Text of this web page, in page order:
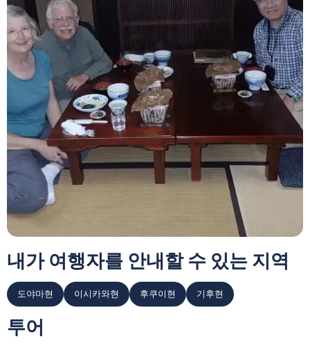
내가 여행자를 안내할 수 있는 지역
도야마현 이시카와현 후쿠이현 기후현
투어